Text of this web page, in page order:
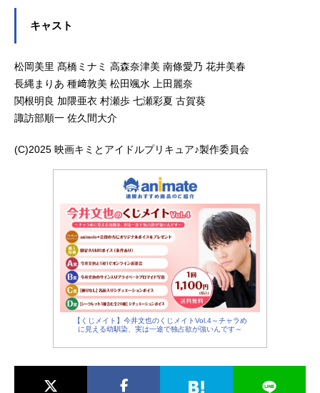
キャスト
松岡美里 髙橋ミナミ 高森奈津美 南條愛乃 花井美春
長縄まりあ 種﨑敦美 松田颯水 上田麗奈
関根明良 加隈亜衣 村瀬歩 七瀬彩夏 古賀葵
諏訪部順一 佐久間大介
(C)2025 映画キミとアイドルプリキュア♪製作委員会
【くじメイト】今井文也のくじメイトVol.4～チャラめ
に見える幼馴染、実は一途で独占欲が強いんです～